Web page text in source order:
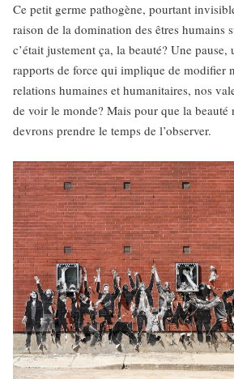
Ce petit germe pathogène, pourtant
raison de la domination des êtres humains
c’était justement ça, la beauté? Une pause,
rapports de force qui implique de modifier
relations humaines et humanitaires, nos
de voir le monde? Mais pour que la beauté
devrons prendre le temps de l’observer.